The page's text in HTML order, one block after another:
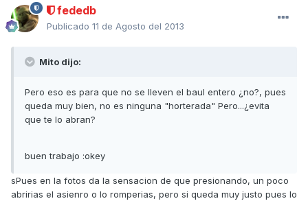
fededb
Publicado 11 de Agosto del 2013
Mito dijo:
Pero eso es para que no se lleven el baul entero ¿no?, pues
queda muy bien, no es ninguna "horterada" Pero...¿evita
que te lo abran?
buen trabajo :okey
sPues en la fotos da la sensacion de que presionando, un poco
abririas el asienro o lo romperias, pero si queda muy justo pues lo